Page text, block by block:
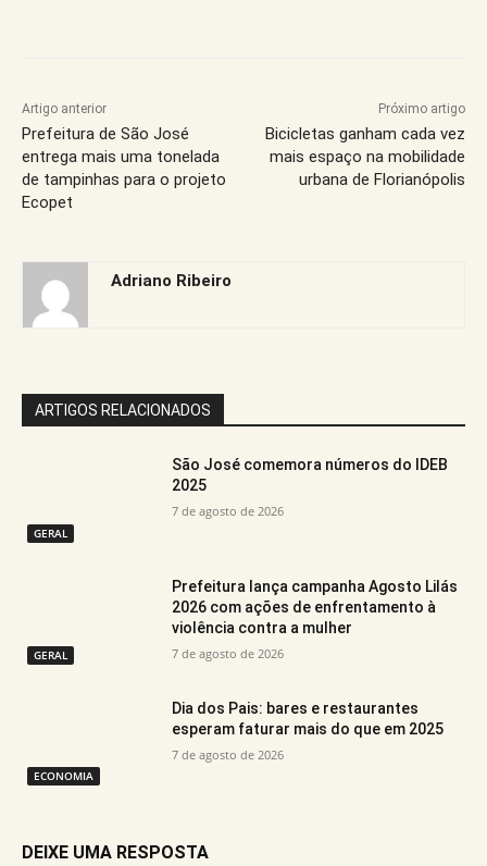
Artigo anterior
Prefeitura de São José
entrega mais uma tonelada
de tampinhas para o projeto
Ecopet
Próximo artigo
Bicicletas ganham cada vez
mais espaço na mobilidade
urbana de Florianópolis
Adriano Ribeiro
ARTIGOS RELACIONADOS
GERAL
São José comemora números do IDEB
2025
7 de agosto de 2026
GERAL
Prefeitura lança campanha Agosto Lilás
2026 com ações de enfrentamento à
violência contra a mulher
7 de agosto de 2026
ECONOMIA
Dia dos Pais: bares e restaurantes
esperam faturar mais do que em 2025
7 de agosto de 2026
DEIXE UMA RESPOSTA